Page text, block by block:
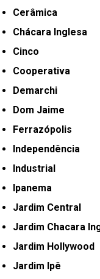
Cerâmica
Chácara Inglesa
Cinco
Cooperativa
Demarchi
Dom Jaime
Ferrazópolis
Independência
Industrial
Ipanema
Jardim Central
Jardim Chacara
Jardim Hollywood
Jardim Ipê